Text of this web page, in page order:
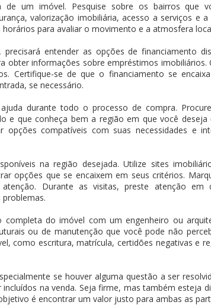
um imóvel. Pesquise sobre os bairros que
valorização imobiliária, acesso a serviços e a
para avaliar o movimento e a atmosfera
entender as opções de financiamento
obter informações sobre empréstimos imobiliários.
Certifique-se de que o financiamento se
se necessário.
durante todo o processo de compra.
e que conheça bem a região em que você deseja
compatíveis com suas necessidades e
na região desejada. Utilize sites
opções que se encaixem em seus critérios.
Durante as visitas, preste atenção em
do imóvel com um engenheiro ou
ou de manutenção que você pode não
como escritura, matrícula, certidões negativas e
se houver alguma questão a ser
na venda. Seja firme, mas também esteja
é encontrar um valor justo para ambas as